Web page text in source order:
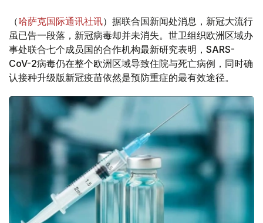
（哈萨克国际通讯社讯）据联合国新闻处消息，新冠大流行
虽已告一段落，新冠病毒却并未消失。世卫组织欧洲区域办
事处联合七个成员国的合作机构最新研究表明，SARS-
CoV-2病毒仍在整个欧洲区域导致住院与死亡病例，同时确
认接种升级版新冠疫苗依然是预防重症的最有效途径。